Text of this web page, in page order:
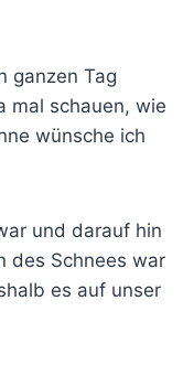
ganzen Tag
mal schauen, wie
wünsche ich
und darauf hin
des Schnees war
es auf unser